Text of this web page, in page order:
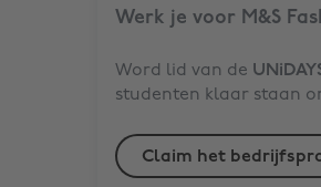
Werk je voor M&S
Word lid van de
studenten klaar staan
Claim het